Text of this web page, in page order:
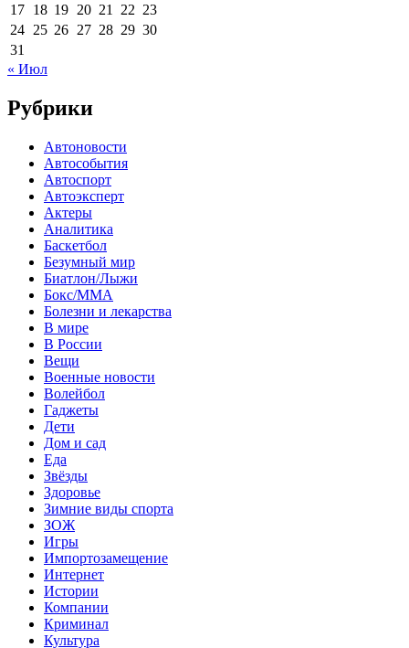
17 18 19 20 21 22 23
24 25 26 27 28 29 30
31
« Июл
Рубрики
Автоновости
Автособытия
Автоспорт
Автоэксперт
Актеры
Аналитика
Баскетбол
Безумный мир
Биатлон/Лыжи
Бокс/MMA
Болезни и лекарства
В мире
В России
Вещи
Военные новости
Волейбол
Гаджеты
Дети
Дом и сад
Еда
Звёзды
Здоровье
Зимние виды спорта
ЗОЖ
Игры
Импортозамещение
Интернет
Истории
Компании
Криминал
Культура